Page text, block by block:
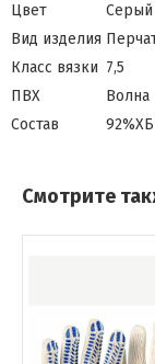
Цвет
Серый
Вид изделия
Класс вязки 7,5
ПВХ
Волна
Состав
Смотрите